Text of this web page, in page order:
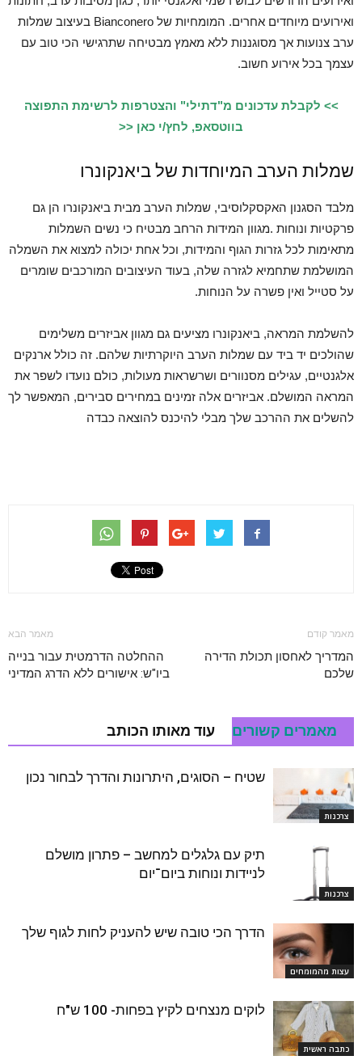
ואירועים מיוחדים אחרים. המומחיות של Bianconero בעיצוב שמלות
ערב צנועות אך מסוגננות ללא מאמץ מבטיחה שתרגישי הכי טוב עם
עצמך בכל אירוע חשוב.
>> לקבלת עדכונים מ"דתילי" והצטרפות לרשימת התפוצה
בווטסאפ, לחץ/י כאן <<
שמלות הערב המיוחדות של ביאנקונרו
מלבד הסגנון האקסקלוסיבי, שמלות הערב מבית ביאנקונרו הן גם
פרקטיות ונוחות .מגוון המידות הרחב מבטיח כי נשים השמלות
מתאימות לכל גזרות הגוף והמידות, וכל אחת יכולה למצוא את השמלה
המושלמת שתחמיא לגזרה שלה, בעוד העיצובים המורכבים שומרים
על סטייל ואין פשרה על הנוחות.
להשלמת המראה, ביאנקונרו מציעים גם מגוון אביזרים משלימים
שהולכים יד ביד עם שמלות הערב היוקרתיות שלהם. זה כולל ארנקים
אלגנטיים, עגילים מסנוורים ושרשראות מעולות, כולם נועדו לשפר את
המראה המושלם. אביזרים אלה זמינים במחירים סבירים, המאפשר לך
להשלים את ההרכב שלך מבלי להיכנס להוצאה כבדה
מאמר קודם
המדריך לאחסון תכולת הדירה
שלכם
מאמר הבא
ההחלטה הדרמטית עבור בנייה
ביו"ש: אישורים ללא הדרג המדיני
מאמרים קשורים עוד מאותו הכותב
צרכנות
שטיח – הסוגים, היתרונות והדרך לבחור נכון
צרכנות
תיק עם גלגלים למחשב – פתרון מושלם
לניידות ונוחות ביום־יום
עצות מהמומחים
הדרך הכי טובה שיש להעניק לחות לגוף שלך
כתבה ראשית
לוקים מנצחים לקיץ בפחות- 100 ש"ח